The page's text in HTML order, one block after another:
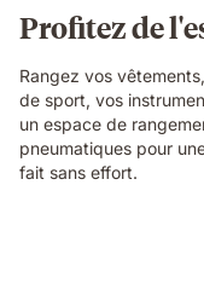
Profitez de
Rangez vos
de sport, vos
un espace de
pneumatiques pour
fait sans effort.